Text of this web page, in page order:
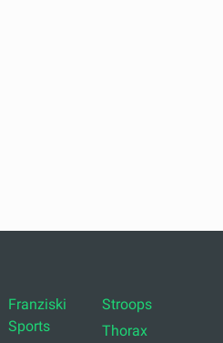
Franziski
Sports
Stroops
Thorax